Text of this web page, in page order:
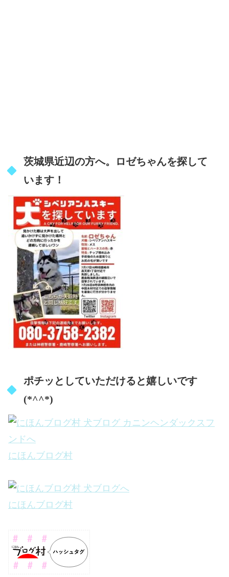
茨城県近辺の方へ。ロゼちゃんを探して
います！
ポチッとしていただけると嬉しいです
(*^^*)
にほんブログ村
にほんブログ村